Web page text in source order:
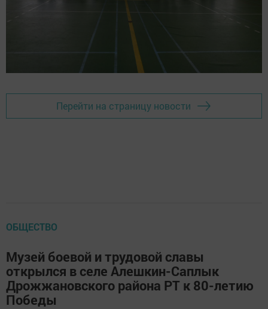
Перейти на страницу новости
ОБЩЕСТВО
Музей боевой и трудовой славы
открылся в селе Алешкин-Саплык
Дрожжановского района РТ к 80-летию
Победы